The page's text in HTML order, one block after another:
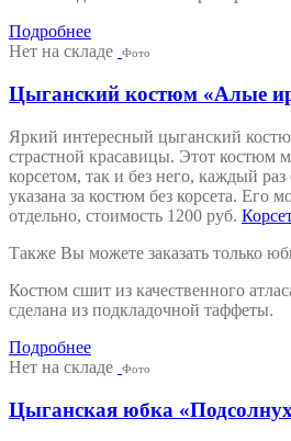
Подробнее
Нет на складе
Фото
Цыганский костюм «Алые
Яркий интересный цыганский
страстной красавицы. Этот костюм
корсетом, так и без него, каждый
указана за костюм без корсета. Его
отдельно, стоимость 1200 руб.
Также Вы можете заказать только
Костюм сшит из качественного
сделана из подкладочной таффеты.
Подробнее
Нет на складе
Фото
Цыганская юбка